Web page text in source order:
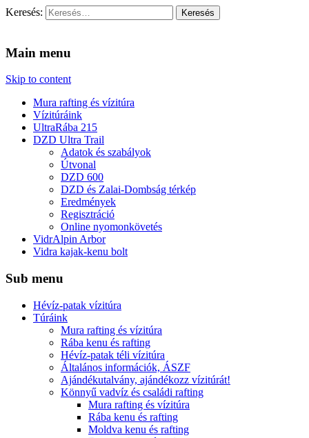
Keresés:
Main menu
Skip to content
Mura rafting és vízitúra
Vízitúráink
UltraRába 215
DZD Ultra Trail
Adatok és szabályok
Útvonal
DZD 600
DZD és Zalai-Dombság térkép
Eredmények
Regisztráció
Online nyomonkövetés
VidrAlpin Arbor
Vidra kajak-kenu bolt
Sub menu
Hévíz-patak vízitúra
Túráink
Mura rafting és vízitúra
Rába kenu és rafting
Hévíz-patak téli vízitúra
Általános információk, ÁSZF
Ajándékutalvány, ajándékozz vízitúrát!
Könnyű vadvíz és családi rafting
Mura rafting és vízitúra
Rába kenu és rafting
Moldva kenu és rafting